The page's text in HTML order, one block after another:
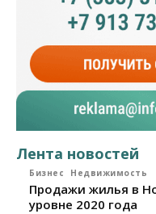
Лента новостей
Бизнес Недвижимость
Продажи жилья в
уровне 2020 года